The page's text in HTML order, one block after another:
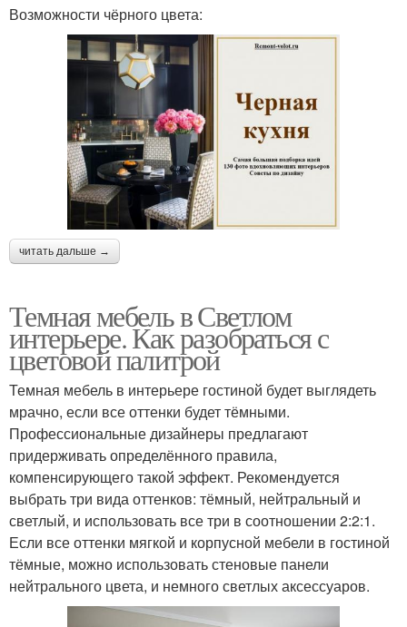
Возможности чёрного цвета:
читать дальше →
Темная мебель в Светлом
интерьере. Как разобраться с
цветовой палитрой
Темная мебель в интерьере гостиной будет выглядеть
мрачно, если все оттенки будет тёмными.
Профессиональные дизайнеры предлагают
придерживать определённого правила,
компенсирующего такой эффект. Рекомендуется
выбрать три вида оттенков: тёмный, нейтральный и
светлый, и использовать все три в соотношении 2:2:1.
Если все оттенки мягкой и корпусной мебели в гостиной
тёмные, можно использовать стеновые панели
нейтрального цвета, и немного светлых аксессуаров.